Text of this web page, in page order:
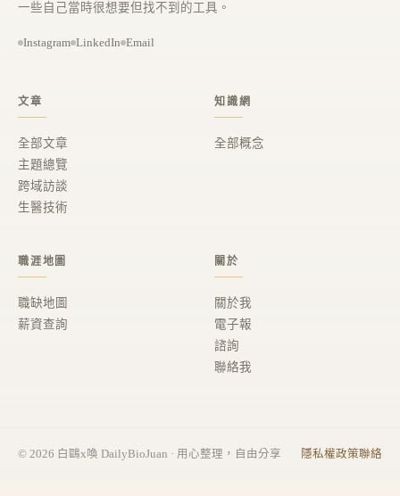
一些自己當時很想要但找不到的工具。
Instagram LinkedIn Email
文章
全部文章
主題總覽
跨域訪談
生醫技術
知識網
全部概念
職涯地圖
職缺地圖
薪資查詢
關於
關於我
電子報
諮詢
聯絡我
© 2026 白鷗x喚 DailyBioJuan · 用心整理，自由分享 隱私權政策聯絡